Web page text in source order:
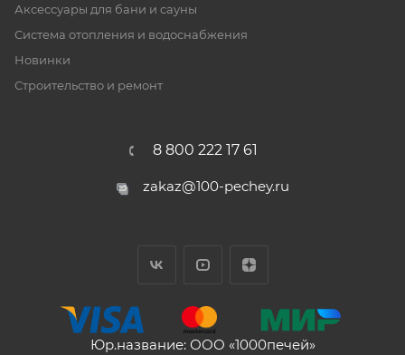
Аксессуары для бани и сауны
Система отопления и водоснабжения
Новинки
Строительство и ремонт
8 800 222 17 61
zakaz@100-pechey.ru
Юр.название: ООО «1000печей»